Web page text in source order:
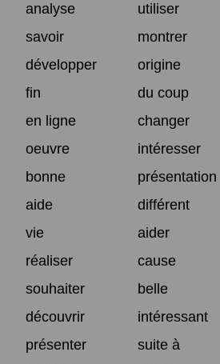
analyse
utiliser
savoir
montrer
développer
origine
fin
du coup
en ligne
changer
oeuvre
intéresser
bonne
présentation
aide
différent
vie
aider
réaliser
cause
souhaiter
belle
découvrir
intéressant
présenter
suite à